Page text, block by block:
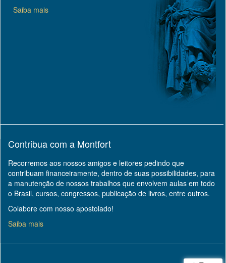
Saiba mais
Contribua com a Montfort
Recorremos aos nossos amigos e leitores pedindo que
contribuam financeiramente, dentro de suas possibilidades, para
a manutenção de nossos trabalhos que envolvem aulas em todo
o Brasil, cursos, congressos, publicação de livros, entre outros.
Colabore com nosso apostolado!
Saiba mais